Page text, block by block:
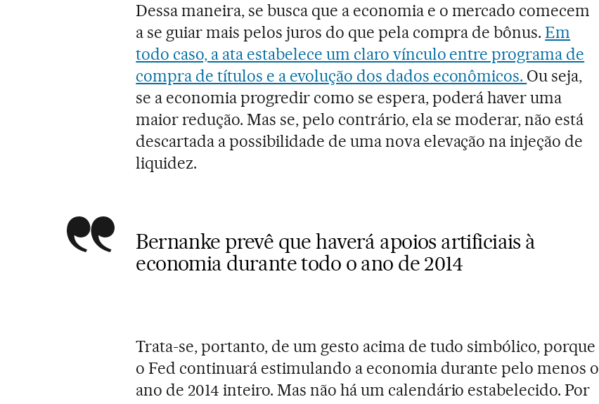
Dessa maneira, se busca que a economia e o mercado comecem
a se guiar mais pelos juros do que pela compra de bônus.Em
todo caso, a ata estabelece um claro vínculo entre programa de
compra de títulos e a evolução dos dados econômicos. Ou seja,
se a economia progredir como se espera, poderá haver uma
maior redução. Mas se, pelo contrário, ela se moderar, não está
descartada a possibilidade de uma nova elevação na injeção de
liquidez.
Bernanke prevê que haverá apoios artificiais à
economia durante todo o ano de 2014
Trata-se, portanto, de um gesto acima de tudo simbólico, porque
o Fed continuará estimulando a economia durante pelo menos o
ano de 2014 inteiro. Mas não há um calendário estabelecido. Por